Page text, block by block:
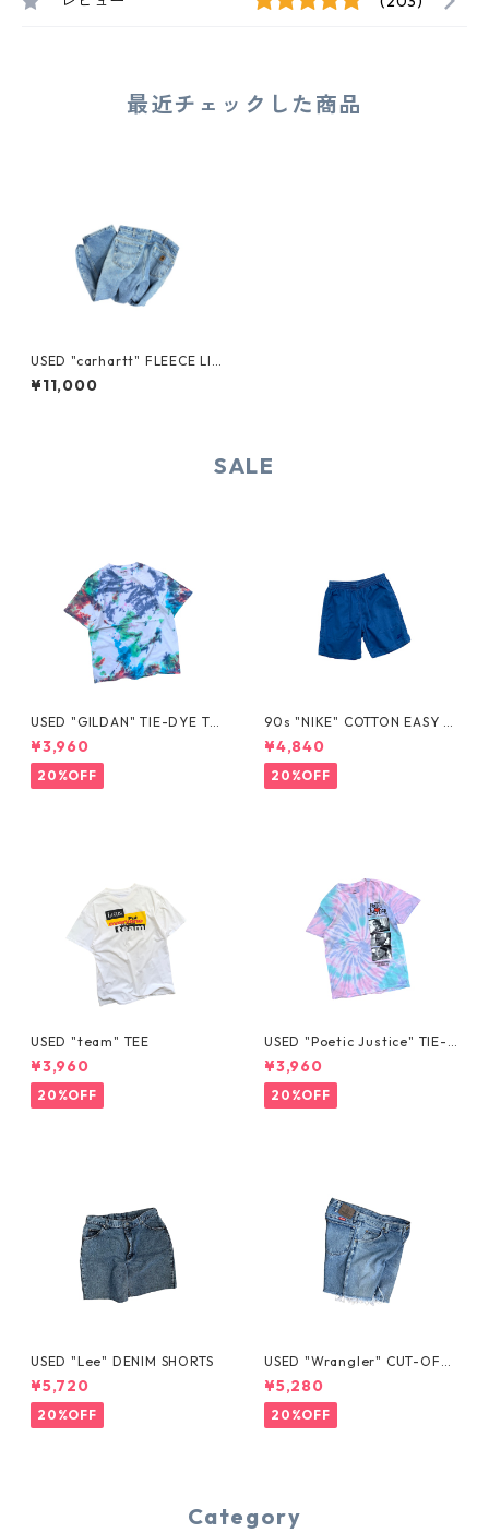
最近チェックした商品
USED "carhartt" FLEECE LIN
ER DENIM
¥11,000
SALE
USED "GILDAN" TIE-DYE TE
E
¥3,960
20%OFF
90s "NIKE" COTTON EASY S
HORTS
¥4,840
20%OFF
USED "team" TEE
¥3,960
20%OFF
USED "Poetic Justice" TIE-D
YE TEE
¥3,960
20%OFF
USED "Lee" DENIM SHORTS
¥5,720
20%OFF
USED "Wrangler" CUT-OFF
DENIM SHORTS
¥5,280
20%OFF
Category